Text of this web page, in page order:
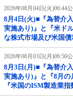
2026年08月04日(火)06:44
8月4日(火)■『為替介
実施あり)』と『米ド
な株式市場及び米国
2026年08月03日(月)06:50
8月3日(月)■『為替介
実施あり)』と『8月
『米国のISM製造業